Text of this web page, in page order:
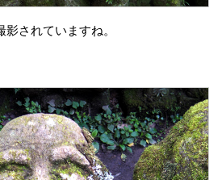
されていますね。